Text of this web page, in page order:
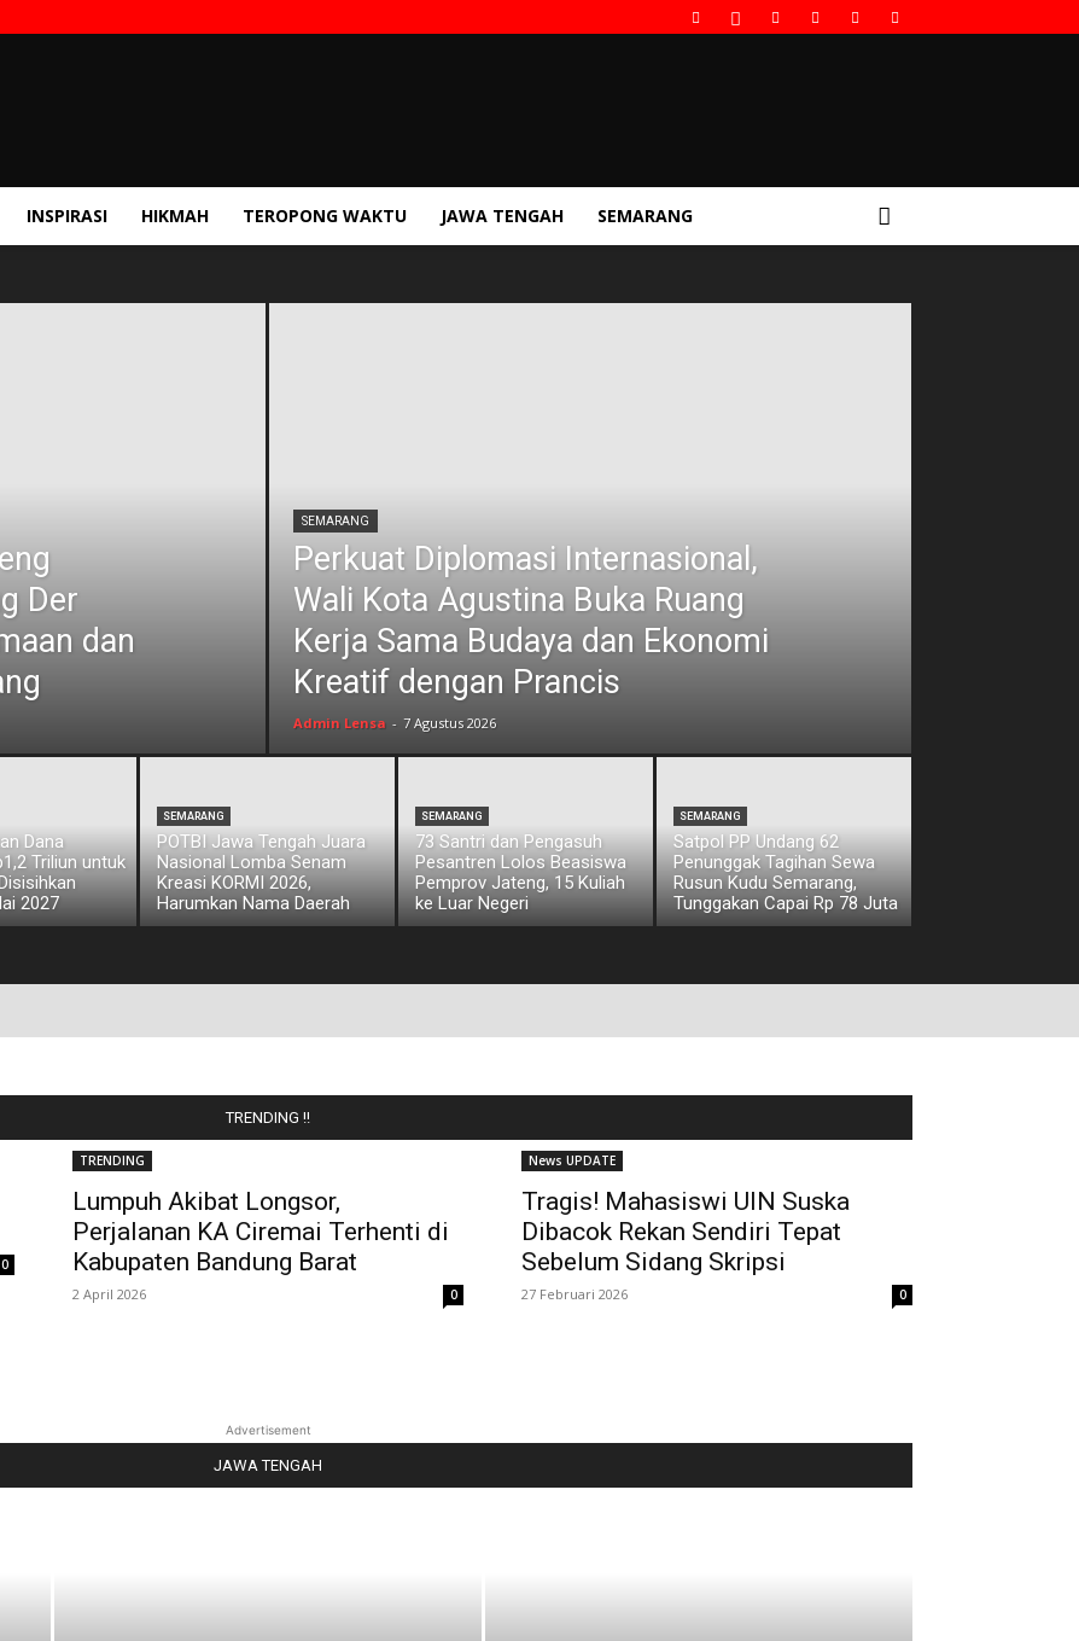
INSPIRASI HIKMAH TEROPONG WAKTU JAWA TENGAH SEMARANG
Der
dan
SEMARANG
Perkuat Diplomasi Internasional,
Wali Kota Agustina Buka Ruang
Kerja Sama Budaya dan Ekonomi
Kreatif dengan Prancis
Admin Lensa - 7 Agustus 2026
Dana
Triliun untuk
2027
SEMARANG
POTBI Jawa Tengah Juara
Nasional Lomba Senam
Kreasi KORMI 2026,
Harumkan Nama Daerah
SEMARANG
73 Santri dan Pengasuh
Pesantren Lolos Beasiswa
Pemprov Jateng, 15 Kuliah
ke Luar Negeri
SEMARANG
Satpol PP Undang 62
Penunggak Tagihan Sewa
Rusun Kudu Semarang,
Tunggakan Capai Rp 78 Juta
TRENDING !!
0
TRENDING
Lumpuh Akibat Longsor,
Perjalanan KA Ciremai Terhenti di
Kabupaten Bandung Barat
2 April 2026 0
News UPDATE
Tragis! Mahasiswi UIN Suska
Dibacok Rekan Sendiri Tepat
Sebelum Sidang Skripsi
27 Februari 2026 0
Advertisement
JAWA TENGAH